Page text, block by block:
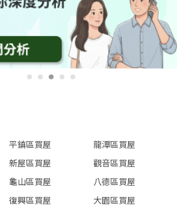
平鎮區買屋
龍潭區買屋
新屋區買屋
觀音區買屋
龜山區買屋
八德區買屋
復興區買屋
大園區買屋